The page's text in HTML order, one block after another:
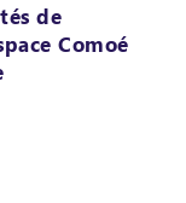
de
Comoé